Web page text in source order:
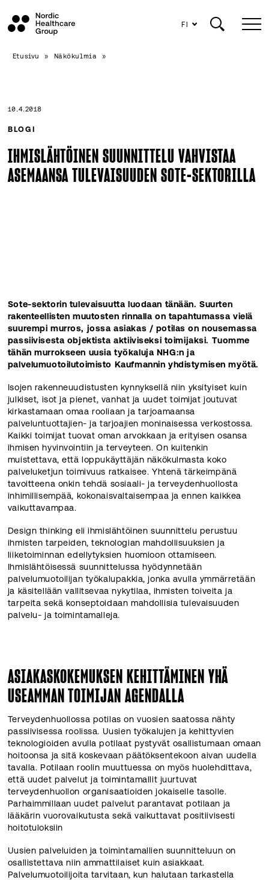
Siirry
FI
Etusivu » Näkökulmia »
10.4.2018
BLOGI
IHMISLÄHTÖINEN SUUNNITTELU VAHVISTAA
ASEMAANSA TULEVAISUUDEN SOTE-SEKTORILLA
Sote-sektorin tulevaisuutta luodaan tänään. Suurten
rakenteellisten muutosten rinnalla on tapahtumassa vielä
suurempi murros, jossa asiakas / potilas on nousemassa
passiivisesta objektista aktiiviseksi toimijaksi. Tuomme
tähän murrokseen uusia työkaluja NHG:n ja
palvelumuotoilutoimisto Kaufmannin yhdistymisen myötä.
Isojen rakenneuudistusten kynnyksellä niin yksityiset kuin
julkiset, isot ja pienet, vanhat ja uudet toimijat joutuvat
kirkastamaan omaa rooliaan ja tarjoamaansa
palveluntuottajien- ja tarjoajien moninaisessa verkostossa.
Kaikki toimijat tuovat oman arvokkaan ja erityisen osansa
ihmisen hyvinvointiin ja terveyteen. On kuitenkin
muistettava, että loppukäyttäjän näkökulmasta koko
palveluketjun toimivuus ratkaisee. Yhtenä tärkeimpänä
tavoitteena onkin tehdä sosiaali- ja terveydenhuollosta
inhimillisempää, kokonaisvaltaisempaa ja ennen kaikkea
vaikuttavampaa.
Design thinking eli ihmislähtöinen suunnittelu perustuu
ihmisten tarpeiden, teknologian mahdollisuuksien ja
liiketoiminnan edellytyksien huomioon ottamiseen.
Ihmislähtöisessä suunnittelussa hyödynnetään
palvelumuotoilijan työkalupakkia, jonka avulla ymmärretään
ja käsitellään vallitsevaa nykytilaa, ihmisten toiveita ja
tarpeita sekä konseptoidaan mahdollisia tulevaisuuden
palvelu- ja toimintamalleja.
ASIAKASKOKEMUKSEN KEHITTÄMINEN YHÄ
USEAMMAN TOIMIJAN AGENDALLA
Terveydenhuollossa potilas on vuosien saatossa nähty
passiivisessa roolissa. Uusien työkalujen ja kehittyvien
teknologioiden avulla potilaat pystyvät osallistumaan omaan
hoitoonsa ja sitä koskevaan päätöksentekoon aivan uudella
tavalla. Potilaan roolin muuttuessa on myös huolehdittava,
että uudet palvelut ja toimintamallit juurtuvat
terveydenhuollon organisaatioiden jokaiselle tasolle.
Parhaimmillaan uudet palvelut parantavat potilaan ja
lääkärin vuorovaikutusta sekä vaikuttavat positiivisesti
hoitotuloksiin
Uusien palveluiden ja toimintamallien suunnitteluun on
osallistettava niin ammattilaiset kuin asiakkaat.
Palvelumuotoilijoita tarvitaan, kun halutaan tarkastella